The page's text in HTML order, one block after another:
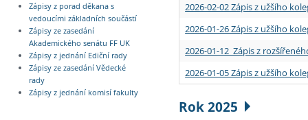
Zápisy z porad děkana s
vedoucími základních součástí
Zápisy ze zasedání
Akademického senátu FF UK
Zápisy z jednání Ediční rady
Zápisy ze zasedání Vědecké
rady
Zápisy z jednání komisí fakulty
2026-02-02 Zápis z užšího
2026-01-26 Zápis z užšího
2026-01-12 Zápis z
2026-01-05 Zápis z užšího
Rok 2025